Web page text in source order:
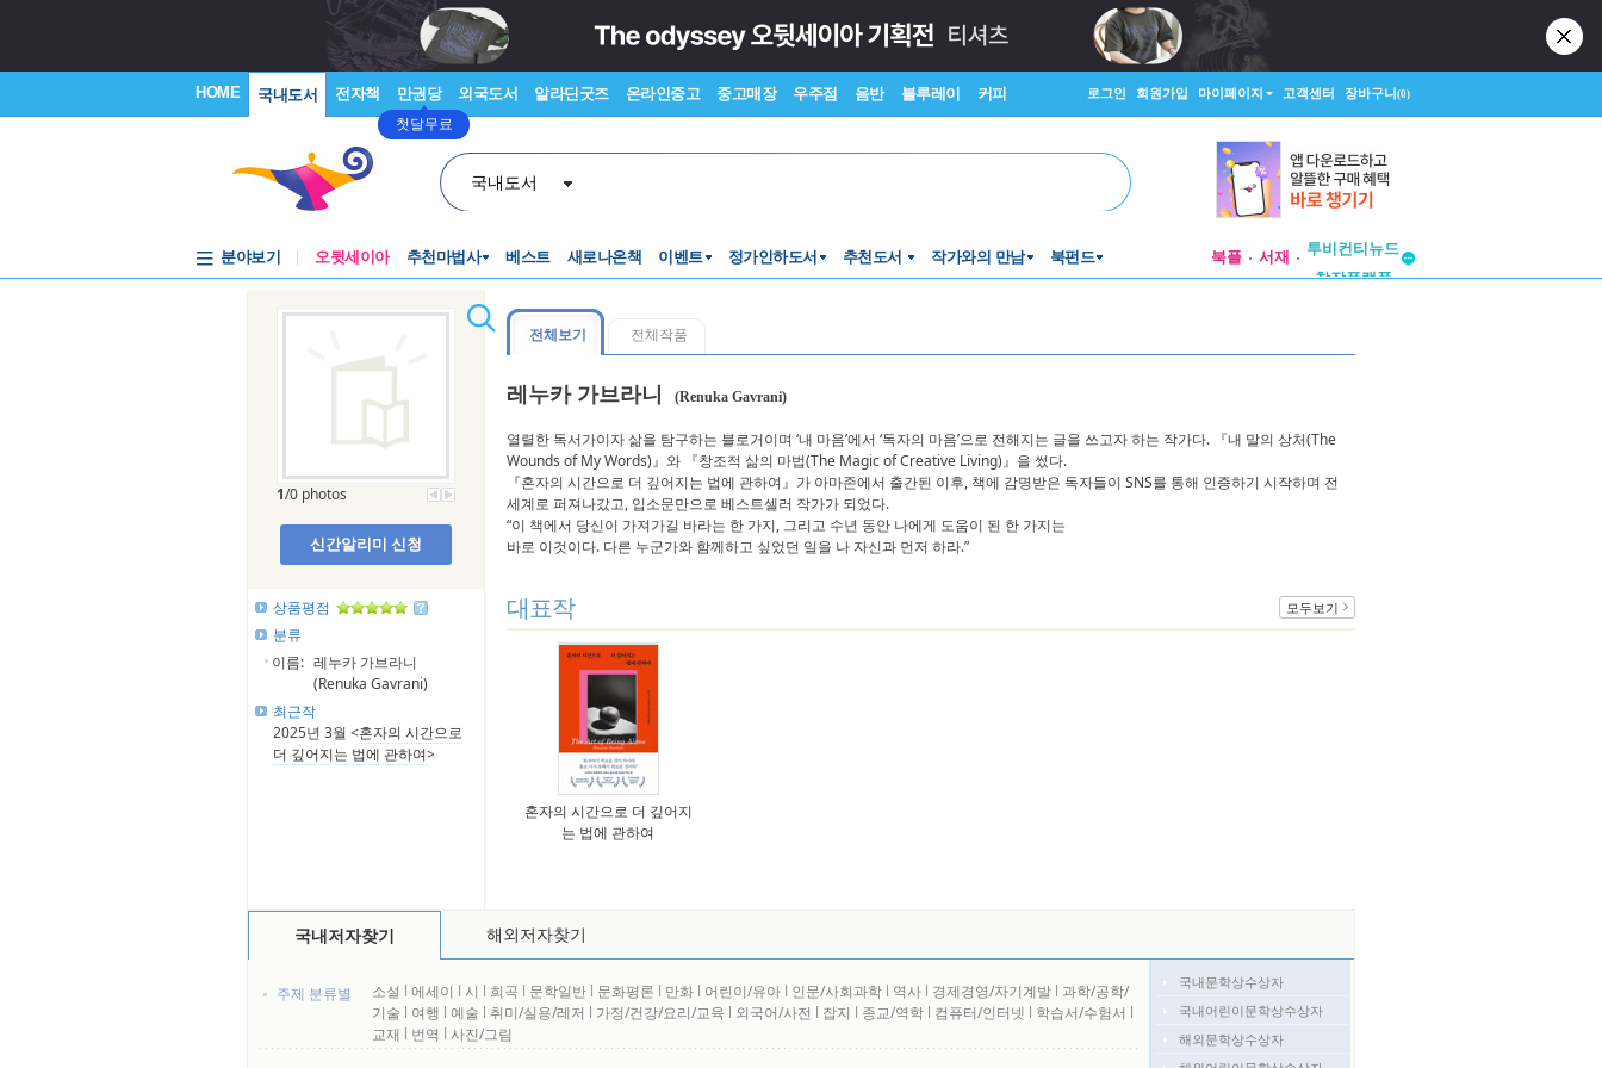
HOME 국내도서 전자책 만권당
첫달무료
외국도서 알라딘굿즈 온라인중고 중고매장 우주점 음반 블루레이 커피 로그인 회원가입 마이페이지 고객센터 장바구니(0)
국내도서
분야보기 오뒷세이아 추천마법사 베스트 새로나온책 이벤트 정가인하도서 추천도서 작가와의 만남 북펀드 북플 서재
창작플랫폼
1/0 photos
신간알리미 신청
상품평점
분류
이름: 레누카 가브라니
(Renuka Gavrani)
최근작
2025년 3월 <혼자의 시간으로
더 깊어지는 법에 관하여>
전체보기 전체작품
레누카 가브라니 (Renuka Gavrani)
열렬한 독서가이자 삶을 탐구하는 블로거이며 ‘내 마음’에서 ‘독자의 마음’으로 전해지는 글을 쓰고자 하는 작가다. 『내 말의 상처(The
Wounds of My Words)』와 『창조적 삶의 마법(The Magic of Creative Living)』을 썼다.
『혼자의 시간으로 더 깊어지는 법에 관하여』가 아마존에서 출간된 이후, 책에 감명받은 독자들이 SNS를 통해 인증하기 시작하며 전
세계로 퍼져나갔고, 입소문만으로 베스트셀러 작가가 되었다.
“이 책에서 당신이 가져가길 바라는 한 가지, 그리고 수년 동안 나에게 도움이 된 한 가지는
바로 이것이다. 다른 누군가와 함께하고 싶었던 일을 나 자신과 먼저 하라.”
대표작 모두보기
혼자의 시간으로 더 깊어지
는 법에 관하여
국내저자찾기 해외저자찾기
주제 분류별 소설 l 에세이 l 시 l 희곡 l 문학일반 l 문화평론 l 만화 l 어린이/유아 l 인문/사회과학 l 역사 l 경제경영/자기계발 l 과학/공학/
기술 l 여행 l 예술 l 취미/실용/레저 l 가정/건강/요리/교육 l 외국어/사전 l 잡지 l 종교/역학 l 컴퓨터/인터넷 l 학습서/수험서 l
교재 l 번역 l 사진/그림
국내문학상수상자
국내어린이문학상수상자
해외문학상수상자